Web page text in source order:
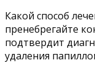
Какой способ
пренебрегайте
подтвердит
удаления